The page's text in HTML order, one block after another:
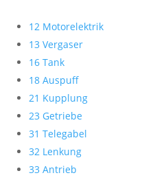
12 Motorelektrik
13 Vergaser
16 Tank
18 Auspuff
21 Kupplung
23 Getriebe
31 Telegabel
32 Lenkung
33 Antrieb